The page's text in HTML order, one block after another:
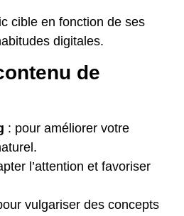
cible en fonction de ses
digitales.
de
: pour améliorer votre
l’attention et favoriser
vulgariser des concepts